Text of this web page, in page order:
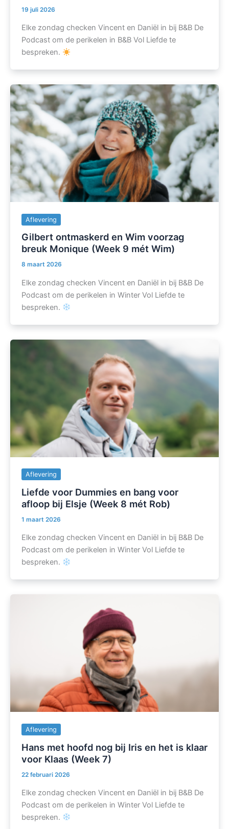
19 juli 2026
Elke zondag checken Vincent en Daniël in bij B&B De
Podcast om de perikelen in B&B Vol Liefde te
bespreken.
Aflevering
Gilbert ontmaskerd en Wim voorzag
breuk Monique (Week 9 mét Wim)
8 maart 2026
Elke zondag checken Vincent en Daniël in bij B&B De
Podcast om de perikelen in Winter Vol Liefde te
bespreken.
Aflevering
Liefde voor Dummies en bang voor
afloop bij Elsje (Week 8 mét Rob)
1 maart 2026
Elke zondag checken Vincent en Daniël in bij B&B De
Podcast om de perikelen in Winter Vol Liefde te
bespreken.
Aflevering
Hans met hoofd nog bij Iris en het is klaar
voor Klaas (Week 7)
22 februari 2026
Elke zondag checken Vincent en Daniël in bij B&B De
Podcast om de perikelen in Winter Vol Liefde te
bespreken.